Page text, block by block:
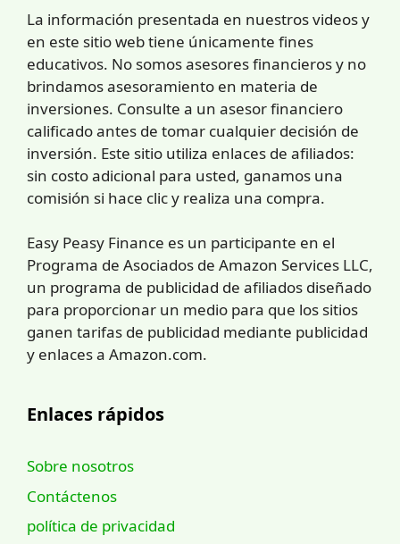
La información presentada en nuestros videos y
en este sitio web tiene únicamente fines
educativos. No somos asesores financieros y no
brindamos asesoramiento en materia de
inversiones. Consulte a un asesor financiero
calificado antes de tomar cualquier decisión de
inversión. Este sitio utiliza enlaces de afiliados:
sin costo adicional para usted, ganamos una
comisión si hace clic y realiza una compra.
Easy Peasy Finance es un participante en el
Programa de Asociados de Amazon Services LLC,
un programa de publicidad de afiliados diseñado
para proporcionar un medio para que los sitios
ganen tarifas de publicidad mediante publicidad
y enlaces a Amazon.com.
Enlaces rápidos
Sobre nosotros
Contáctenos
política de privacidad